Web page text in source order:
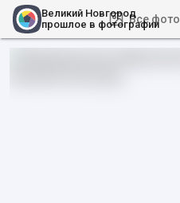
Великий Новгород
прошлое в фотографии
Все фото